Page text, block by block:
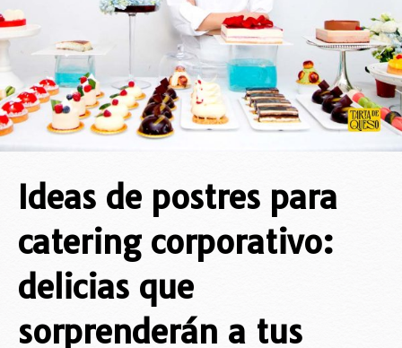
Ideas de postres para
catering corporativo:
delicias que
sorprenderán a tus